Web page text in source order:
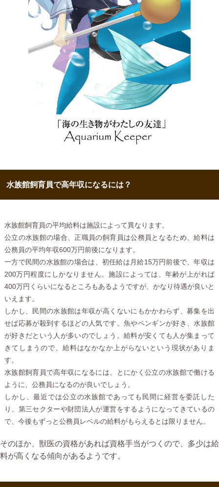
水族館飼育員で高年収になるには？
水族館飼育員の平均給料は施設によって異なります。
公立の水族館の場合、正職員の飼育員は公務員となるため、給料は
公務員の平均年収600万円前後になります。
一方で民間の水族館の場合は、初任給は月給15万円前後で、年収は
200万円程度にしかなりません。施設によっては、年齢が上がれば
400万円くらいになるところもあるようですが、かなり待遇が良いと
いえます。
しかし、民間の水族館は年収が高くないにもかかわらず、募集を出
せば応募が殺到するほどの人気です。魚やペンギンが好き、水族館
が好きだという人が多いのでしょう。給料が安くても人が集まって
きてしまうので、給料はなかなか上がらないという現状がありま
す。
水族館飼育員で高年収になるには、とにかく公立の水族館で働ける
ように、公務員になるのが良いでしょう。
しかし、最近では公立の水族館であっても民間に経営を委託した
り、第三セクターや財団法人が運営をするようになってきているの
で、今後もずっと公務員レベルの給料がもらえるとは限りません。
そのほか、獣医の資格があれば資格手当がつくので、多少は給
料が高くなる傾向があるようです。